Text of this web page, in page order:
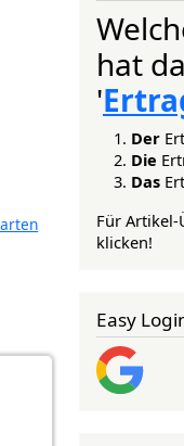
hat
'
Der
Die
Das
Für Artikel-
klicken!
Easy